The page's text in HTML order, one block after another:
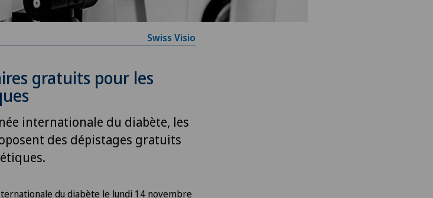
Swiss Visio
gratuits pour les
internationale du diabète, les
des dépistages gratuits
du diabète le lundi 14 novembre